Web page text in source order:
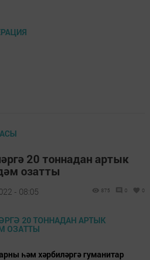
20 тоннадан артык
озатты
- 08:05 875 0 0
һәм хәрбиләргә гуманитар